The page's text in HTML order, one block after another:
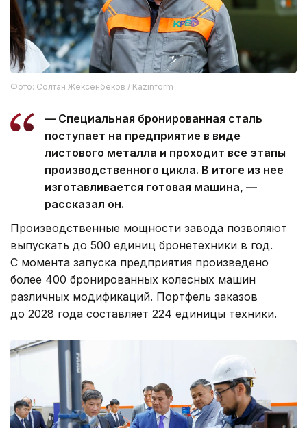
Фото: Солтан Жексенбеков / Kazinform
— Специальная бронированная сталь
поступает на предприятие в виде
листового металла и проходит все этапы
производственного цикла. В итоге из нее
изготавливается готовая машина, —
рассказал он.
Производственные мощности завода позволяют
выпускать до 500 единиц бронетехники в год.
С момента запуска предприятия произведено
более 400 бронированных колесных машин
различных модификаций. Портфель заказов
до 2028 года составляет 224 единицы техники.